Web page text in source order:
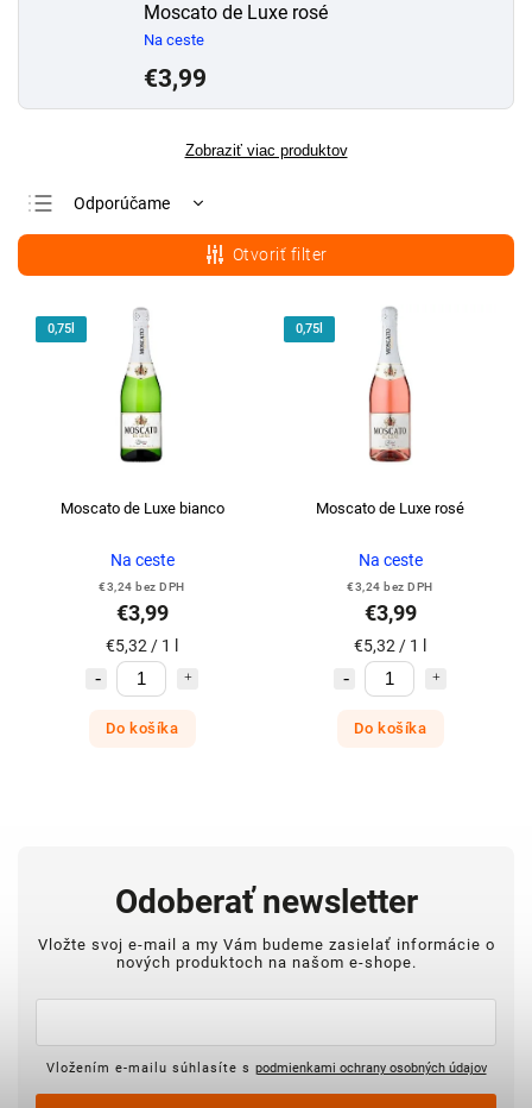
Moscato de Luxe rosé
Na ceste
€3,99
Zobraziť viac produktov
Odporúčame
Najdrahšie
Najpredávanejšie
Abecedne
Otvoriť filter
0,75l
Moscato de Luxe bianco
Na ceste
€3,24 bez DPH
€3,99
€5,32 / 1 l
Do košíka
0,75l
Moscato de Luxe rosé
Na ceste
€3,24 bez DPH
€3,99
€5,32 / 1 l
Do košíka
Odoberať newsletter
Vložte svoj e-mail a my Vám budeme zasielať informácie o
nových produktoch na našom e-shope.
Vložením e-mailu súhlasíte s podmienkami ochrany osobných údajov